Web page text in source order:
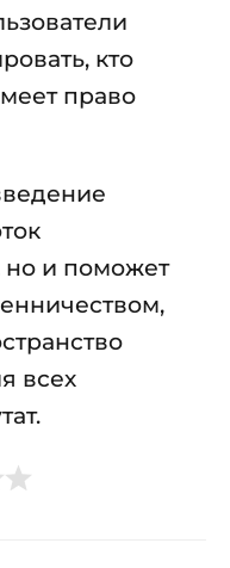
кто
право
но и поможет
всех